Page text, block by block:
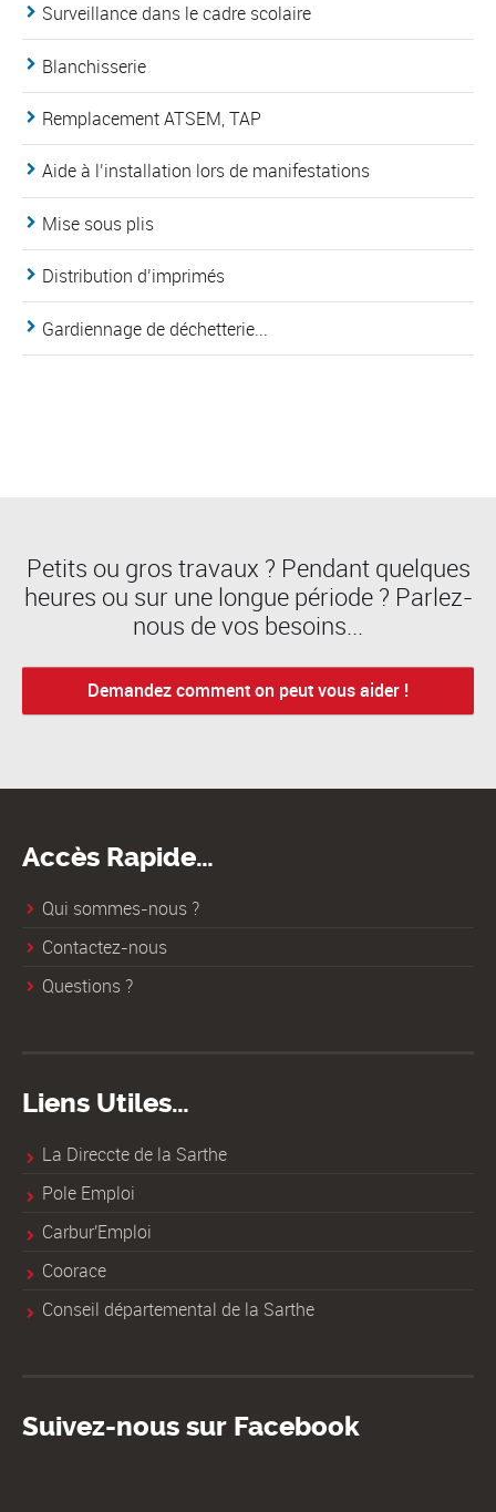
Surveillance dans le cadre scolaire
Blanchisserie
Remplacement ATSEM, TAP
Aide à l’installation lors de manifestations
Mise sous plis
Distribution d’imprimés
Gardiennage de déchetterie...
Petits ou gros travaux ? Pendant quelques
heures ou sur une longue période ? Parlez-
nous de vos besoins...
Demandez comment on peut vous aider !
Accès Rapide…
Qui sommes-nous ?
Contactez-nous
Questions ?
Liens Utiles…
La Direccte de la Sarthe
Pole Emploi
Carbur'Emploi
Coorace
Conseil départemental de la Sarthe
Suivez-nous sur Facebook